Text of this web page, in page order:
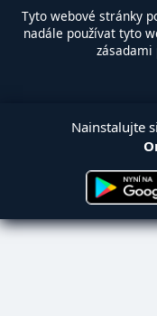
Tyto webové stránky
nadále používat tyto
zásadami
Nainstalujte